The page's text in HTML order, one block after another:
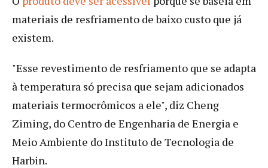
materiais de resfriamento de baixo custo que já
existem.
"Esse revestimento de resfriamento que se adapta
à temperatura só precisa que sejam adicionados
materiais termocrômicos a ele", diz Cheng
Ziming, do Centro de Engenharia de Energia e
Meio Ambiente do Instituto de Tecnologia de
Harbin.